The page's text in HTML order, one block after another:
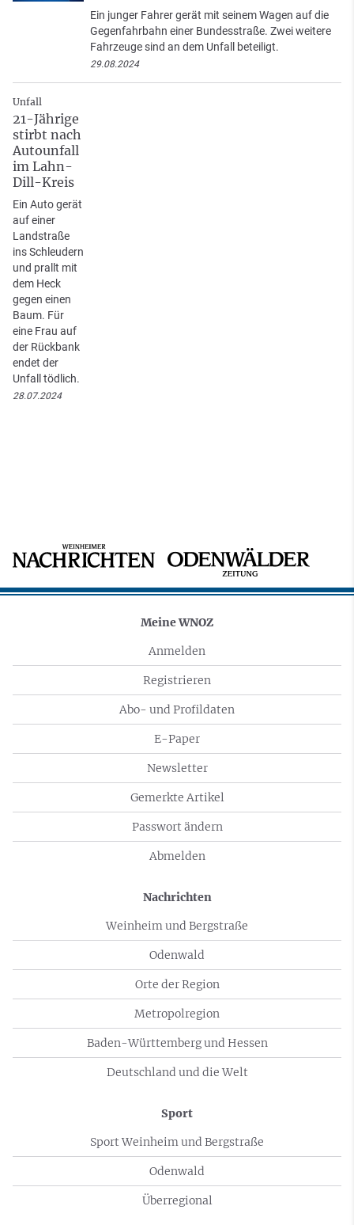
Ein junger Fahrer gerät mit seinem Wagen auf die
Gegenfahrbahn einer Bundesstraße. Zwei weitere
Fahrzeuge sind an dem Unfall beteiligt.
29.08.2024
Unfall
21-Jährige
stirbt nach
Autounfall
im Lahn-
Dill-Kreis
Ein Auto gerät
auf einer
Landstraße
ins Schleudern
und prallt mit
dem Heck
gegen einen
Baum. Für
eine Frau auf
der Rückbank
endet der
Unfall tödlich.
28.07.2024
Meine WNOZ
Anmelden
Registrieren
Abo- und Profildaten
E-Paper
Newsletter
Gemerkte Artikel
Passwort ändern
Abmelden
Nachrichten
Weinheim und Bergstraße
Odenwald
Orte der Region
Metropolregion
Baden-Württemberg und Hessen
Deutschland und die Welt
Sport
Sport Weinheim und Bergstraße
Odenwald
Überregional